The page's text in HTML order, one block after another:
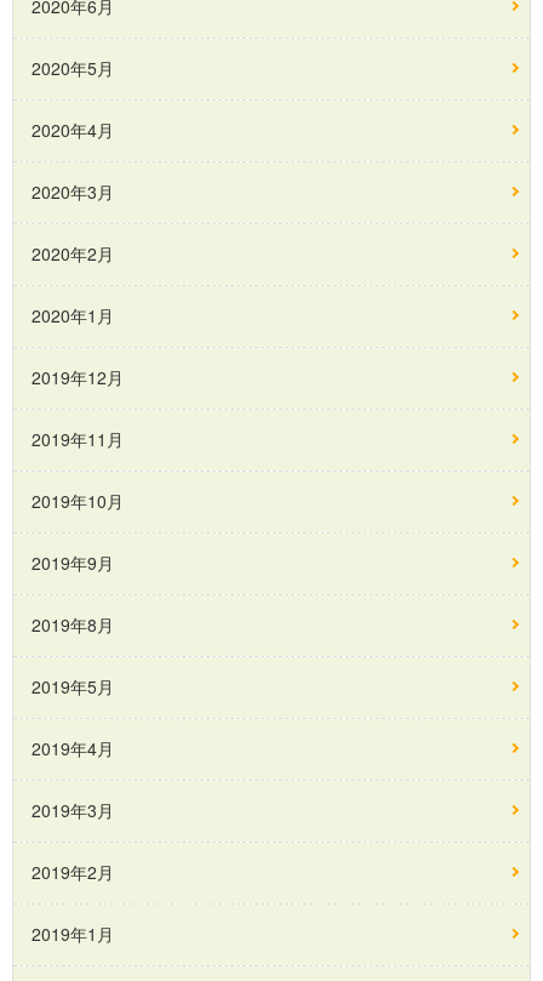
2020年6月
2020年5月
2020年4月
2020年3月
2020年2月
2020年1月
2019年12月
2019年11月
2019年10月
2019年9月
2019年8月
2019年5月
2019年4月
2019年3月
2019年2月
2019年1月